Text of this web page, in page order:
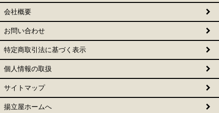
会社概要
お問い合わせ
特定商取引法に基づく表示
個人情報の取扱
サイトマップ
揚立屋ホームへ